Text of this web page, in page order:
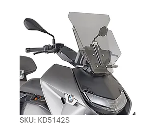
SKU: KD5142S